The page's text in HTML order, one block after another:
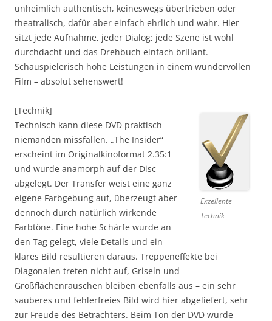
unheimlich authentisch, keineswegs übertrieben oder
theatralisch, dafür aber einfach ehrlich und wahr. Hier
sitzt jede Aufnahme, jeder Dialog; jede Szene ist wohl
durchdacht und das Drehbuch einfach brillant.
Schauspielerisch hohe Leistungen in einem wundervollen
Film – absolut sehenswert!
Exzellente
Technik
[Technik]
Technisch kann diese DVD praktisch
niemanden missfallen. „The Insider“
erscheint im Originalkinoformat 2.35:1
und wurde anamorph auf der Disc
abgelegt. Der Transfer weist eine ganz
eigene Farbgebung auf, überzeugt aber
dennoch durch natürlich wirkende
Farbtöne. Eine hohe Schärfe wurde an
den Tag gelegt, viele Details und ein
klares Bild resultieren daraus. Treppeneffekte bei
Diagonalen treten nicht auf, Griseln und
Großflächenrauschen bleiben ebenfalls aus – ein sehr
sauberes und fehlerfreies Bild wird hier abgeliefert, sehr
zur Freude des Betrachters. Beim Ton der DVD wurde